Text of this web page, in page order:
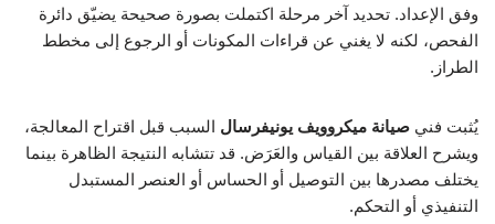
وفق الإعداد. تحديد آخر مرحلة اكتملت بصورة صحيحة يضيّق دائرة
الفحص، لكنه لا يغني عن قراءات المكونات أو الرجوع إلى مخطط
الطراز.
يُثبت فني صيانة ميكروويف يونيفرسال السبب قبل اقتراح المعالجة،
ويشرح العلاقة بين القياس والعَرَض. قد تتشابه النتيجة الظاهرة بينما
يختلف مصدرها بين التوصيل أو الحساس أو العنصر المستبدل
التنفيذي أو التحكم.